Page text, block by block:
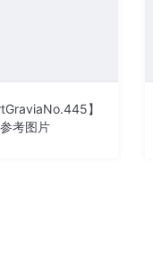
】
参考图片